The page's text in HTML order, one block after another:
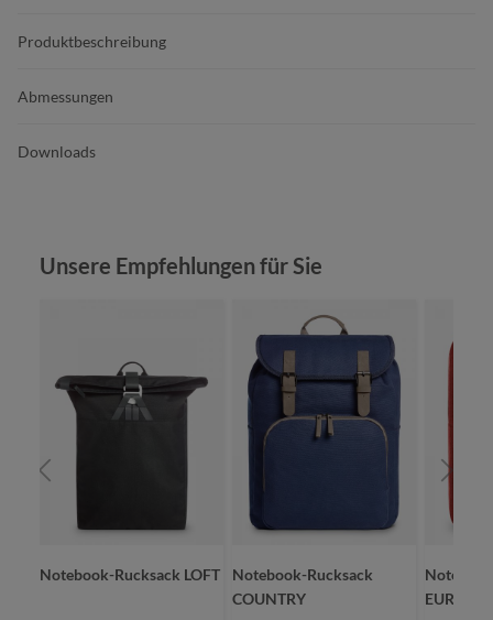
Produktbeschreibung
Abmessungen
Downloads
Produktgalerie überspringen
Unsere Empfehlungen für Sie
Notebook-Rucksack LOFT
Notebook-Rucksack
COUNTRY
EUROPE